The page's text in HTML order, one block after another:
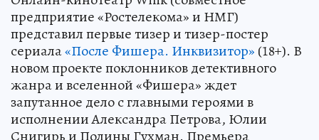
предприятие «Ростелекома» и НМГ)
представил первые тизер и тизер-постер
сериала«После Фишера. Инквизитор» (18+). В
новом проекте поклонников детективного
жанра и вселенной «Фишера» ждет
запутанное дело с главными героями в
исполнении Александра Петрова, Юлии